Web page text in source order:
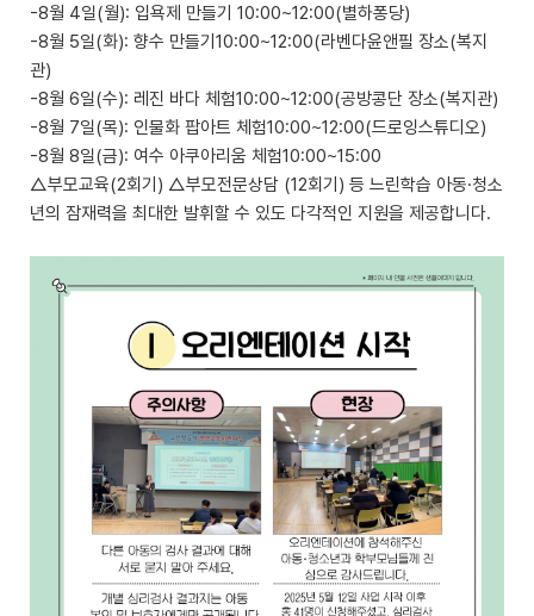
-8월 4일(월): 입욕제 만들기 10:00~12:00(별하퐁당)
-8월 5일(화): 향수 만들기10:00~12:00(라벤다윤앤필 장소(복지
관)
-8월 6일(수): 레진 바다 체험10:00~12:00(공방콩단 장소(복지관)
-8월 7일(목): 인물화 팝아트 체험10:00~12:00(드로잉스튜디오)
-8월 8일(금): 여수 아쿠아리움 체험10:00~15:00
△부모교육(2회기) △부모전문상담 (12회기) 등 느린학습 아동·청소
년의 잠재력을 최대한 발휘할 수 있도 다각적인 지원을 제공합니다.